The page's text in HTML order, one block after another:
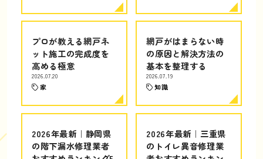
プロが教える網戸ネ
ット施工の完成度を
高める極意
2026.07.20
家
網戸がはまらない時
の原因と解決方法の
基本を整理する
2026.07.19
知識
2026年最新｜静岡県
の階下漏水修理業者
2026年最新｜三重県
のトイレ異音修理業